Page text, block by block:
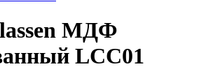
МДФ
LCC01